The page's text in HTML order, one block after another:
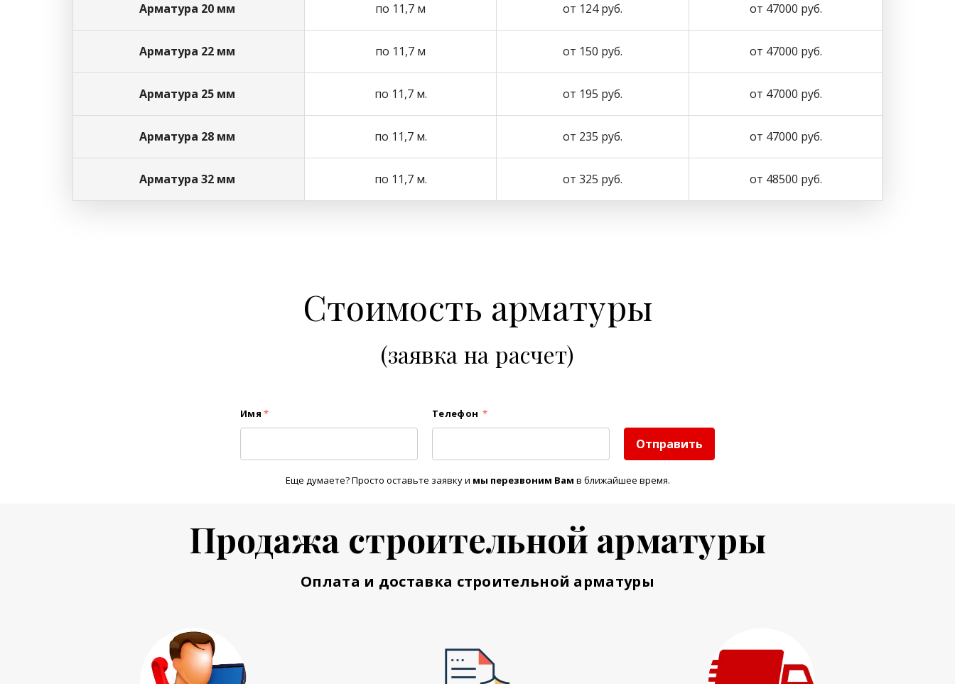
Арматура 20 мм по 11,7 м от 124 руб. от 47000 руб.
Арматура 22 мм по 11,7 м от 150 руб. от 47000 руб.
Арматура 25 мм по 11,7 м. от 195 руб. от 47000 руб.
Арматура 28 мм по 11,7 м. от 235 руб. от 47000 руб.
Арматура 32 мм по 11,7 м. от 325 руб. от 48500 руб.
Стоимость арматуры
(заявка на расчет)
Имя * Телефон *
Отправить
Еще думаете? Просто оставьте заявку и мы перезвоним Вам в ближайшее время.
Продажа строительной арматуры
Оплата и доставка строительной арматуры